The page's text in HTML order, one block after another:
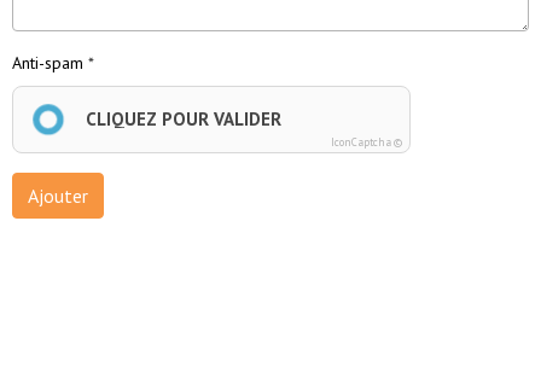
Anti-spam
CLIQUEZ POUR VALIDER
IconCaptcha ©
Ajouter